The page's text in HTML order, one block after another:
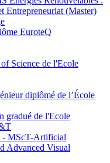
Entrepreneuriat (Master)
EuroteQ
Science de l'Ecole
diplômé de l’École
gradué de l'Ecole
MScT-Artificial
Advanced Visual